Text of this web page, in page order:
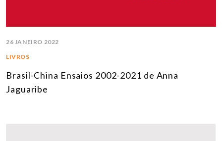
26 JANEIRO 2022
LIVROS
Brasil-China Ensaios 2002-2021 de Anna
Jaguaribe